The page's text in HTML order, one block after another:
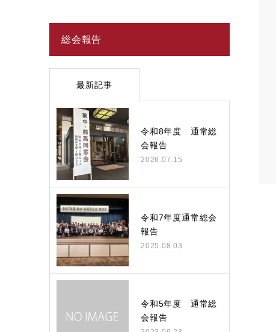
総会報告
最新記事
令和8年度 通常総
会報告
2026.07.15
令和7年度通常総会
報告
2025.08.03
令和5年度 通常総
会報告